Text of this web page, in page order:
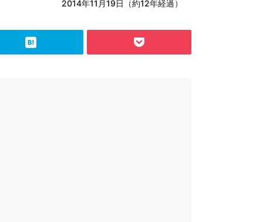
2014年11月19日（約12年経過）